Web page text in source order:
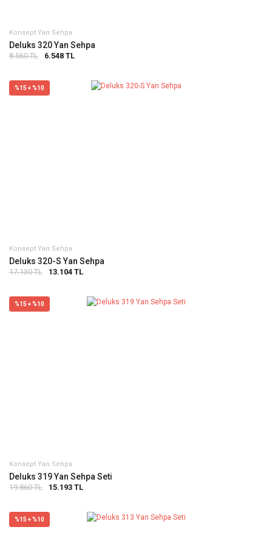
Konsept Yan Sehpa
Deluks 320 Yan Sehpa
8.560 TL 6.548 TL
%15 + %10
Konsept Yan Sehpa
Deluks 320-S Yan Sehpa
17.130 TL 13.104 TL
%15 + %10
Konsept Yan Sehpa
Deluks 319 Yan Sehpa Seti
19.860 TL 15.193 TL
%15 + %10